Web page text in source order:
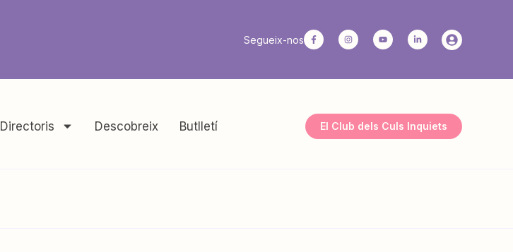
Segueix-nos
Directoris Descobreix Butlletí El Club dels Culs Inquiets